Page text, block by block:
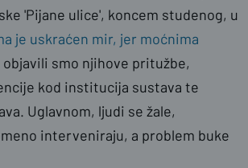
'Pijane ulice', koncem studenog, u
je uskraćen mir, jer moćnima
objavili smo njihove pritužbe,
kod institucija sustava te
Uglavnom, ljudi se žale,
interveniraju, a problem buke